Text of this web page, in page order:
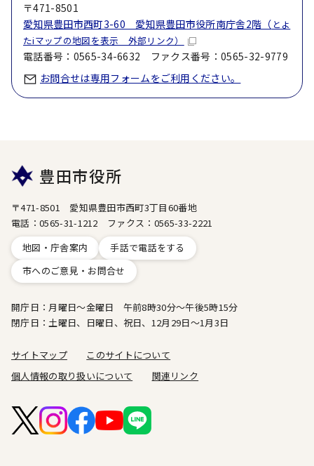
〒471-8501
愛知県豊田市西町3-60 愛知県豊田市役所南庁舎2階（ とよ
たiマップの地図を表示 外部リンク）
電話番号：0565-34-6632 ファクス番号：0565-32-9779
お問合せは専用フォームをご利用ください。
豊田市役所
〒471-8501 愛知県豊田市西町3丁目60番地
電話：0565-31-1212 ファクス：0565-33-2221
地図・庁舎案内
手話で電話をする
市へのご意見・お問合せ
開庁日：月曜日～金曜日 午前8時30分～午後5時15分
閉庁日：土曜日、日曜日、祝日、12月29日～1月3日
サイトマップ
このサイトについて
個人情報の取り扱いについて
関連リンク